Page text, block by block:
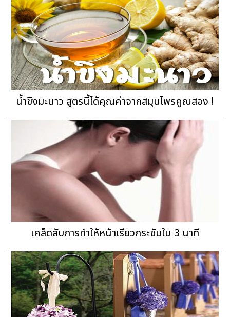
น้ำขิงมะนาว สูตรนี้ได้คุณค่าจากสมุนไพรคูณสอง !
เคล็ดลับการทำให้หน้าเรียวกระชับใน 3 นาที